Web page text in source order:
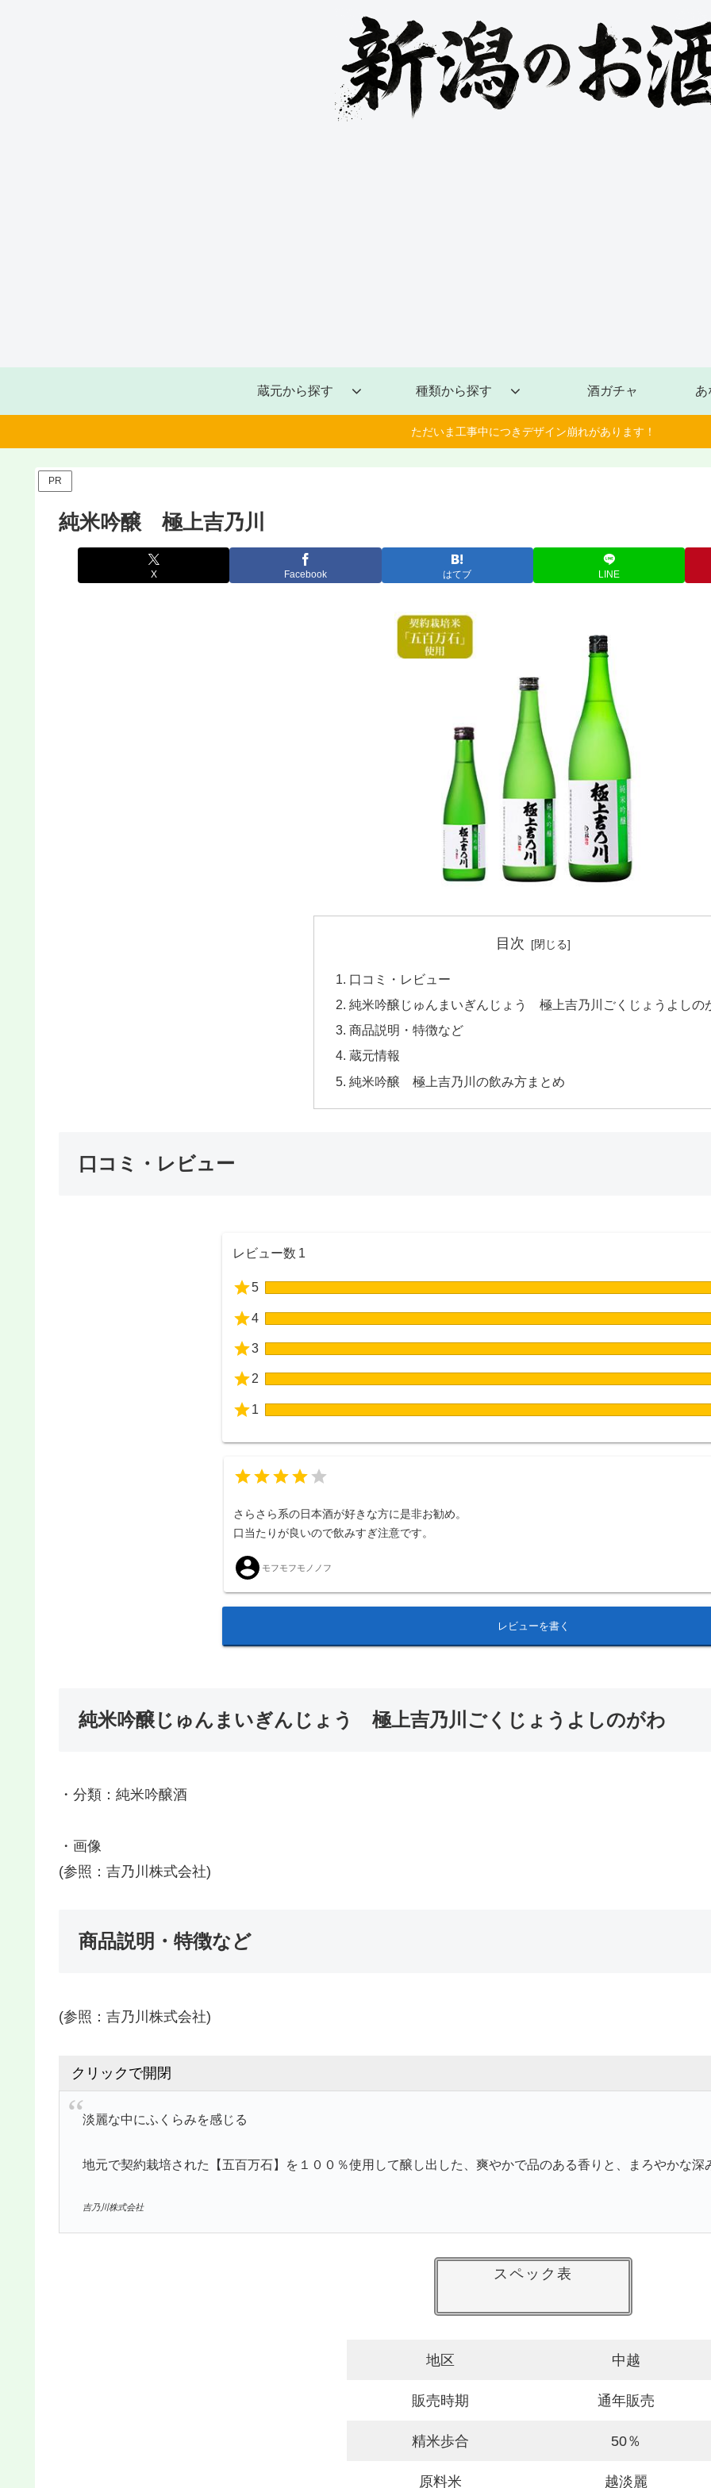
蔵元から探す 種類から探す 酒ガチャ あ
ただいま工事中につきデザイン崩れがあります！
PR
純米吟醸 極上吉乃川
X Facebook はてブ LINE
目次
口コミ・レビュー
純米吟醸じゅんまいぎんじょう 極上吉乃川ごくじょうよしの
商品説明・特徴など
蔵元情報
純米吟醸 極上吉乃川の飲み方まとめ
口コミ・レビュー
レビュー数 1
5
4
3
2
1
さらさら系の日本酒が好きな方に是非お勧め。
口当たりが良いので飲みすぎ注意です。
モフモフモノノフ
レビューを書く
純米吟醸じゅんまいぎんじょう 極上吉乃川ごくじょうよしのがわ
・分類：純米吟醸酒
・画像
(参照：吉乃川株式会社)
商品説明・特徴など
(参照：吉乃川株式会社)
クリックで開閉
淡麗な中にふくらみを感じる
地元で契約栽培された【五百万石】を１００％使用して醸し出した、爽やかで品のある香りと、まろやかな
吉乃川株式会社
スペック表
地区 中越
販売時期 通年販売
精米歩合 50％
原料米 越淡麗